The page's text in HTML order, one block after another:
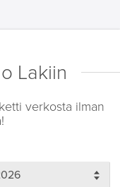
Lakiin
verkosta ilman